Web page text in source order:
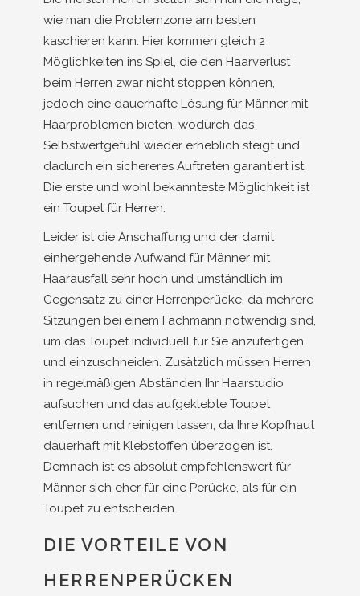
wie man die Problemzone am besten
kaschieren kann. Hier kommen gleich 2
Möglichkeiten ins Spiel, die den Haarverlust
beim Herren zwar nicht stoppen können,
jedoch eine dauerhafte Lösung für Männer mit
Haarproblemen bieten, wodurch das
Selbstwertgefühl wieder erheblich steigt und
dadurch ein sichereres Auftreten garantiert ist.
Die erste und wohl bekannteste Möglichkeit ist
ein Toupet für Herren.
Leider ist die Anschaffung und der damit
einhergehende Aufwand für Männer mit
Haarausfall sehr hoch und umständlich im
Gegensatz zu einer Herrenperücke, da mehrere
Sitzungen bei einem Fachmann notwendig sind,
um das Toupet individuell für Sie anzufertigen
und einzuschneiden. Zusätzlich müssen Herren
in regelmäßigen Abständen Ihr Haarstudio
aufsuchen und das aufgeklebte Toupet
entfernen und reinigen lassen, da Ihre Kopfhaut
dauerhaft mit Klebstoffen überzogen ist.
Demnach ist es absolut empfehlenswert für
Männer sich eher für eine Perücke, als für ein
Toupet zu entscheiden.
DIE VORTEILE VON
HERRENPERÜCKEN